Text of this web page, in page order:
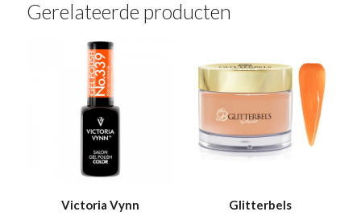
Gerelateerde producten
Victoria Vynn
Glitterbels